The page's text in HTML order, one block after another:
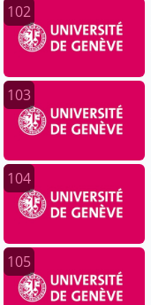
102
103
104
105